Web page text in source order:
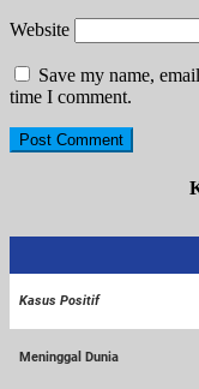
Website
Save my name,
time I comment.